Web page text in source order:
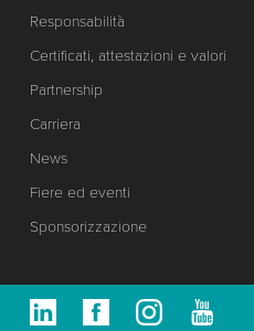
Responsabilità
Certificati, attestazioni e valori
Partnership
Carriera
News
Fiere ed eventi
Sponsorizzazione